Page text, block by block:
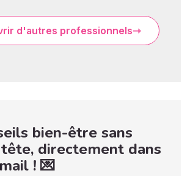
d'autres professionnels
bien-être sans
directement dans
! 💌